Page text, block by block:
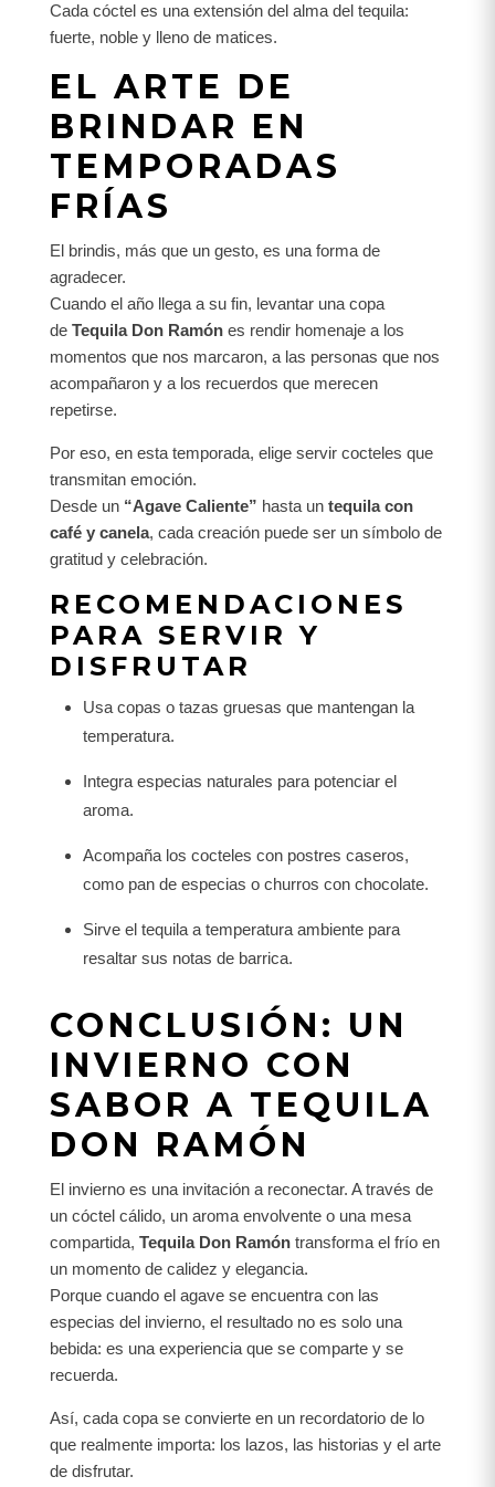
Cada cóctel es una extensión del alma del tequila:
fuerte, noble y lleno de matices.
EL ARTE DE
BRINDAR EN
TEMPORADAS
FRÍAS
El brindis, más que un gesto, es una forma de
agradecer.
Cuando el año llega a su fin, levantar una copa
de Tequila Don Ramón es rendir homenaje a los
momentos que nos marcaron, a las personas que nos
acompañaron y a los recuerdos que merecen
repetirse.
Por eso, en esta temporada, elige servir cocteles que
transmitan emoción.
Desde un “Agave Caliente” hasta un tequila con
café y canela, cada creación puede ser un símbolo de
gratitud y celebración.
RECOMENDACIONES
PARA SERVIR Y
DISFRUTAR
Usa copas o tazas gruesas que mantengan la
temperatura.
Integra especias naturales para potenciar el
aroma.
Acompaña los cocteles con postres caseros,
como pan de especias o churros con chocolate.
Sirve el tequila a temperatura ambiente para
resaltar sus notas de barrica.
CONCLUSIÓN: UN
INVIERNO CON
SABOR A TEQUILA
DON RAMÓN
El invierno es una invitación a reconectar. A través de
un cóctel cálido, un aroma envolvente o una mesa
compartida, Tequila Don Ramón transforma el frío en
un momento de calidez y elegancia.
Porque cuando el agave se encuentra con las
especias del invierno, el resultado no es solo una
bebida: es una experiencia que se comparte y se
recuerda.
Así, cada copa se convierte en un recordatorio de lo
que realmente importa: los lazos, las historias y el arte
de disfrutar.